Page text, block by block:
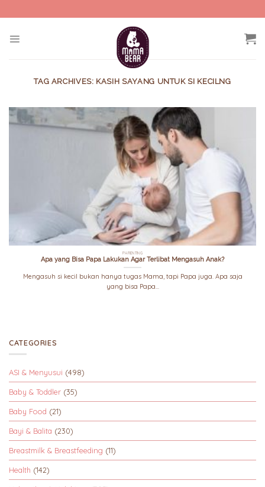
to
TAG ARCHIVES: KASIH SAYANG UNTUK SI KECILNG
PARENTING
Apa yang Bisa Papa Lakukan Agar Terlibat Mengasuh Anak?
Mengasuh si kecil bukan hanya tugas Mama, tapi Papa juga. Apa saja
yang bisa Papa...
CATEGORIES
ASI & Menyusui (498)
Baby & Toddler (35)
Baby Food (21)
Bayi & Balita (230)
Breastmilk & Breastfeeding (11)
Health (142)